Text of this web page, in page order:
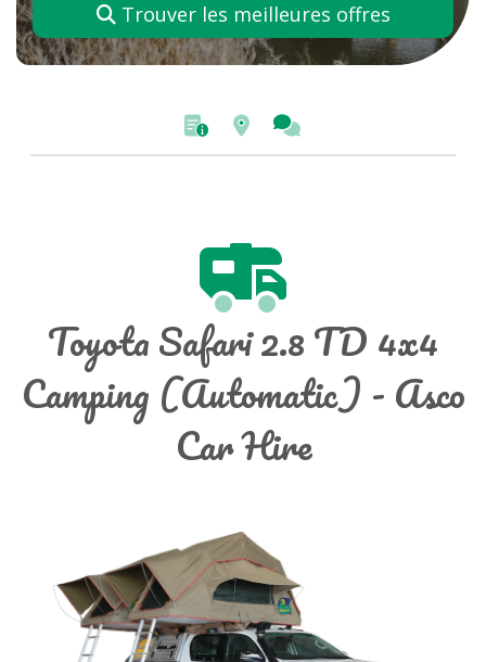
Trouver les meilleures offres
Toyota Safari 2.8 TD 4x4
Camping (Automatic) - Asco
Car Hire